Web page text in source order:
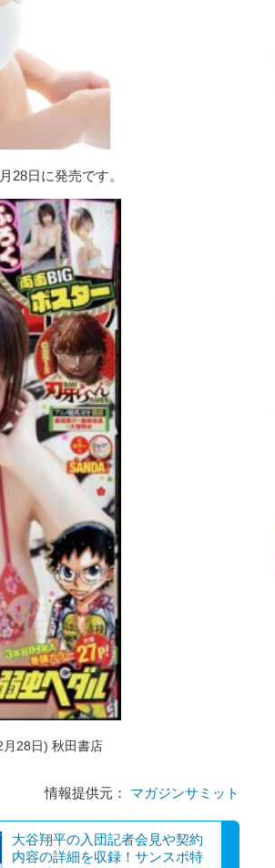
28日に発売です。
28日) 秋田書店
情報提供元： マガジンサミット
大谷翔平の入団記者会見や契約
内容の詳細を収録！サンスポ特